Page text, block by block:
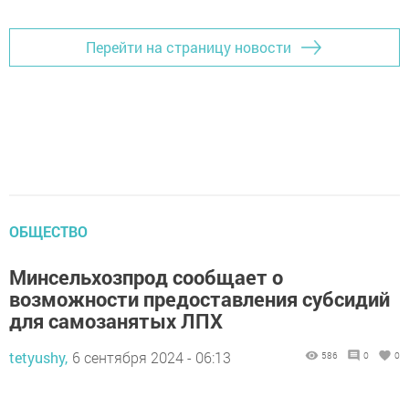
Перейти на страницу новости
ОБЩЕСТВО
Минсельхозпрод сообщает о
возможности предоставления субсидий
для самозанятых ЛПХ
tetyushy, 6 сентября 2024 - 06:13 586 0 0